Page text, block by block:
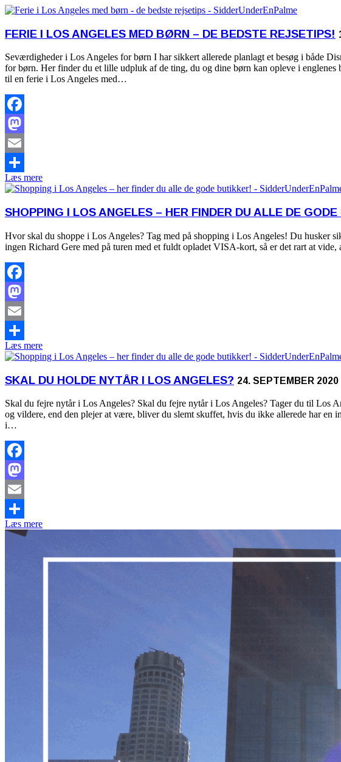
FERIE I LOS ANGELES MED BØRN – DE BEDSTE REJSETIPS!
Seværdigheder i Los Angeles for børn I har sikkert allerede planlagt et besøg i både
for børn. Her finder du et lille udpluk af de ting, du og dine børn kan opleve i
til en ferie i Los Angeles med…
Facebook
Mastodon
Email
Share
Læs mere
SHOPPING I LOS ANGELES – HER FINDER DU ALLE DE
Hvor skal du shoppe i Los Angeles? Tag med på shopping i Los Angeles! Du husker
ingen Richard Gere med på turen med et fuldt opladet VISA-kort, så er det rart at
Facebook
Mastodon
Email
Share
Læs mere
SKAL DU HOLDE NYTÅR I LOS ANGELES? 24. SEPTEMBER
Skal du fejre nytår i Los Angeles? Skal du fejre nytår i Los Angeles? Tager du til Los
og vildere, end den plejer at være, bliver du slemt skuffet, hvis du ikke allerede har en
i…
Facebook
Mastodon
Email
Share
Læs mere